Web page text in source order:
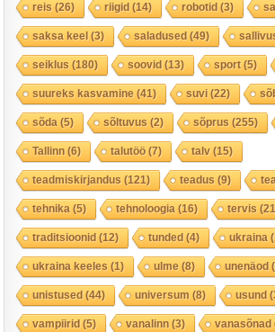
reis (26) riigid(14) robotid(3)
saksa keel(3) saladused(49)
seiklus (180) soovid(13) sport(5)
suureks kasvamine (41) suvi(22)
sõda (5) sõltuvus (2) sõprus (255)
Tallinn(6) talutöö(7) talv(15)
teadmiskirjandus (121) teadus (9)
tehnika (5) tehnoloogia (16) tervis
traditsioonid(12) tunded(4) ukraina
ukraina keeles (1) ulme (8) unenäod
unistused(44) universum (8) usund
vampiirid(5) vanalinn(3) vanasõnad